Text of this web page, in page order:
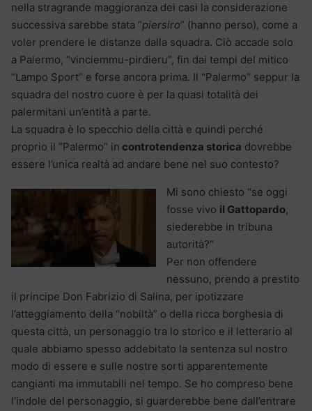
nella stragrande maggioranza dei casi la considerazione
successiva sarebbe stata “piersiro” (hanno perso), come a
voler prendere le distanze dalla squadra. Ciò accade solo
a Palermo, “vinciemmu-pirdieru”, fin dai tempi del mitico
“Lampo Sport” e forse ancora prima. Il “Palermo” seppur la
squadra del nostro cuore è per la quasi totalità dei
palermitani un’entità a parte.
La squadra è lo specchio della città e quindi perché
proprio il “Palermo” in controtendenza storica dovrebbe
essere l’unica realtà ad andare bene nel suo contesto?
Mi sono chiesto “se oggi
fosse vivo il Gattopardo,
siederebbe in tribuna
autorità?”
Per non offendere
nessuno, prendo a prestito
il principe Don Fabrizio di Salina, per ipotizzare
l’atteggiamento della “nobiltà” o della ricca borghesia di
questa città, un personaggio tra lo storico e il letterario al
quale abbiamo spesso addebitato la sentenza sul nostro
modo di essere e sulle nostre sorti apparentemente
cangianti ma immutabili nel tempo. Se ho compreso bene
l’indole del personaggio, si guarderebbe bene dall’entrare